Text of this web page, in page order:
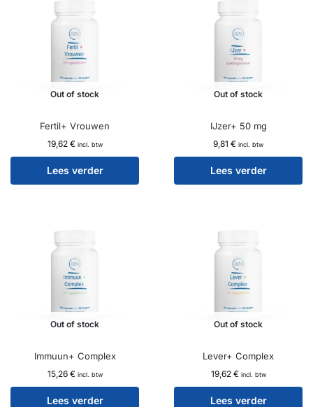
Out of stock
Fertil+ Vrouwen
19,62 € incl. btw
Lees verder
Out of stock
IJzer+ 50 mg
9,81 € incl. btw
Lees verder
Out of stock
Immuun+ Complex
15,26 € incl. btw
Lees verder
Out of stock
Lever+ Complex
19,62 € incl. btw
Lees verder